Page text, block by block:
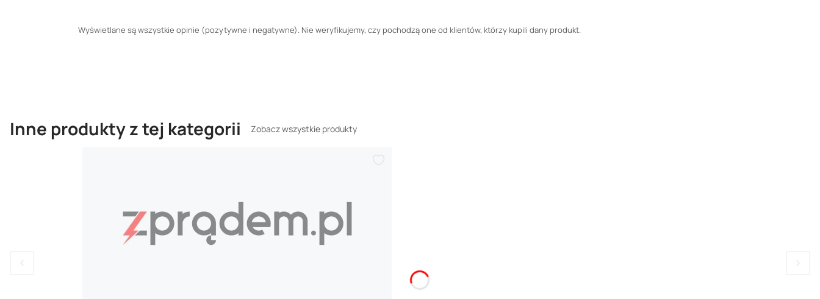
Wyświetlane są wszystkie opinie (pozytywne i negatywne). Nie weryfikujemy, czy pochodzą one od klientów, którzy kupili dany produkt.
Inne produkty z tej kategorii Zobacz wszystkie produkty